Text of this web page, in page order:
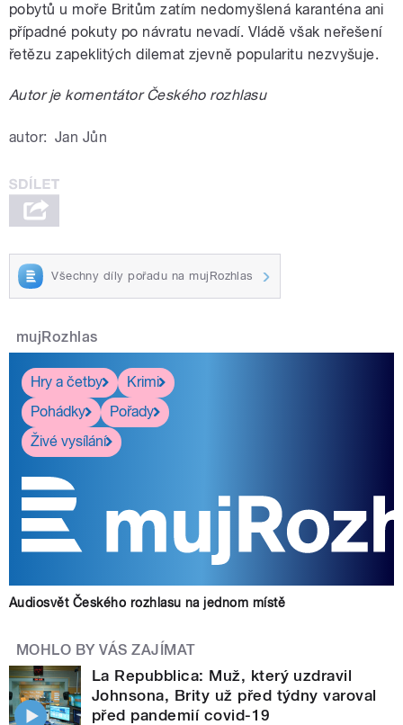
pobytů u moře Britům zatím nedomyšlená karanténa ani
případné pokuty po návratu nevadí. Vládě však neřešení
řetězu zapeklitých dilemat zjevně popularitu nezvyšuje.
Autor je komentátor Českého rozhlasu
autor: Jan Jůn
Všechny díly pořadu na mujRozhlas
mujRozhlas
Hry a četby
Krimi
Pohádky
Pořady
Živé vysílání
Audiosvět Českého rozhlasu na jednom místě
MOHLO BY VÁS ZAJÍMAT
La Repubblica: Muž, který uzdravil
Johnsona, Brity už před týdny varoval
před pandemií covid-19